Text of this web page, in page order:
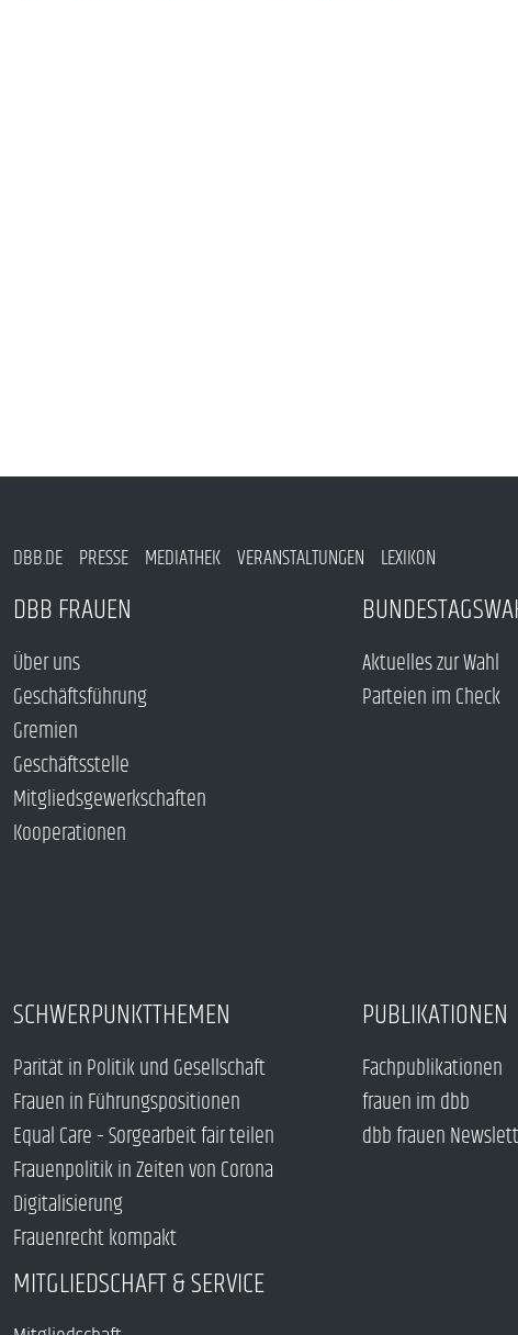
DBB.DE PRESSE MEDIATHEK VERANSTALTUNGEN LEXIKON
DBB FRAUEN
Über uns
Geschäftsführung
Gremien
Geschäftsstelle
Mitgliedsgewerkschaften
Kooperationen
Aktuelles zur Wahl
Parteien im Check
SCHWERPUNKTTHEMEN
Parität in Politik und Gesellschaft
Frauen in Führungspositionen
Equal Care – Sorgearbeit fair teilen
Frauenpolitik in Zeiten von Corona
Digitalisierung
Frauenrecht kompakt
PUBLIKATIONEN
Fachpublikationen
frauen im dbb
dbb frauen
MITGLIEDSCHAFT & SERVICE